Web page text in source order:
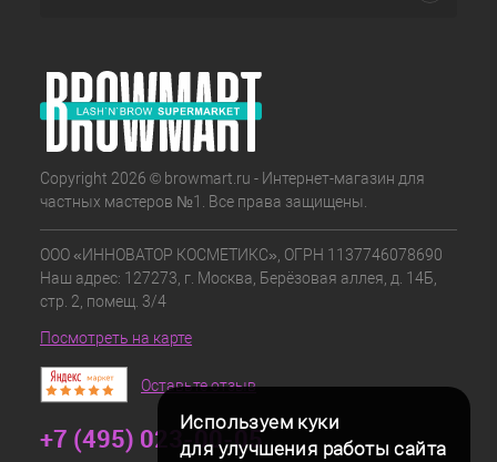
Используем куки
для улучшения работы сайта
Copyright 2026 © browmart.ru - Интернет-магазин для
частных мастеров №1. Все права защищены.
ООО «ИННОВАТОР КОСМЕТИКС», ОГРН 1137746078690
Наш адрес: 127273, г. Москва, Берёзовая аллея, д. 14Б,
стр. 2, помещ. 3/4
Посмотреть на карте
Оставьте отзыв
+7 (495) 023-00-05